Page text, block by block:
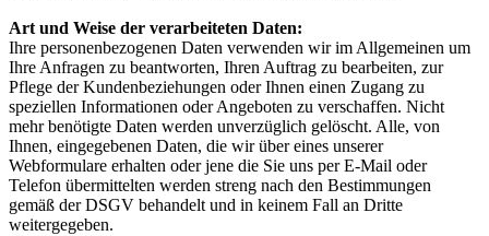
Art und Weise der verarbeiteten Daten:
Ihre personenbezogenen Daten verwenden wir im Allgemeinen um
Ihre Anfragen zu beantworten, Ihren Auftrag zu bearbeiten, zur
Pflege der Kundenbeziehungen oder Ihnen einen Zugang zu
speziellen Informationen oder Angeboten zu verschaffen. Nicht
mehr benötigte Daten werden unverzüglich gelöscht. Alle, von
Ihnen, eingegebenen Daten, die wir über eines unserer
Webformulare erhalten oder jene die Sie uns per E-Mail oder
Telefon übermittelten werden streng nach den Bestimmungen
gemäß der DSGV behandelt und in keinem Fall an Dritte
weitergegeben.